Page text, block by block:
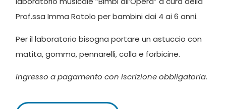
Prof.ssa Imma Rotolo per bambini dai 4 ai 6 anni.
Per il laboratorio bisogna portare un astuccio con
matita, gomma, pennarelli, colla e forbicine.
Ingresso a pagamento con iscrizione obbligatoria.